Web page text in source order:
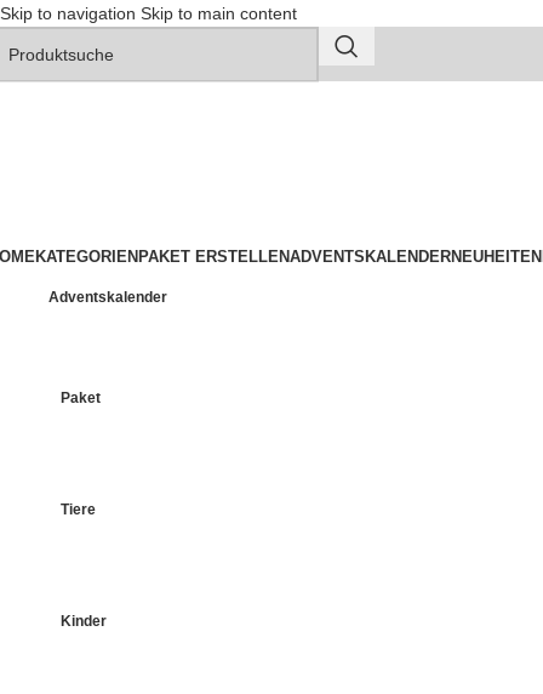
Skip to navigation Skip to main content
KATEGORIEN PAKET ERSTELLENADVENTSKALENDERNEUHEITEN
Adventskalender
Paket
Tiere
Kinder